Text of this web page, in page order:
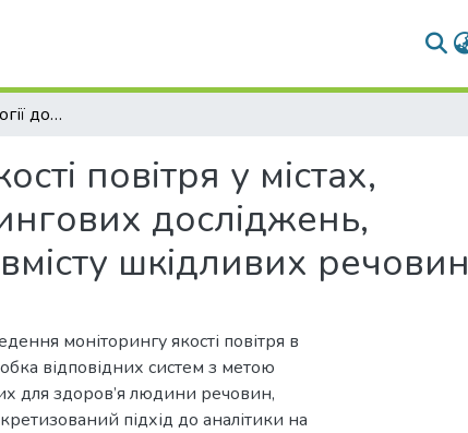
Розробка методології дослідження якості повітря у містах, контроль якості проведення моніторингових досліджень, створення мережі активного аналізу вмісту шкідливих речовин
повітря у містах,
досліджень,
шкідливих речовин
моніторингу якості повітря в
відповідних систем з метою
для здоров’я людини речовин,
підхід до аналітики на